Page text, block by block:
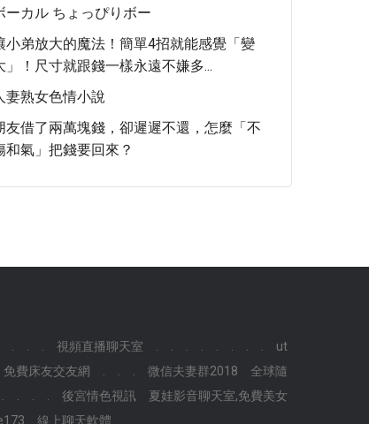
ーカル ちょっぴりボー
小弟放大的魔法！簡單4招就能感覺「變
」！尺寸就跟錢一樣永遠不嫌多...
妻熟女色情小說
友借了兩萬塊錢，卻遲遲不還，怎麼「不
和氣」把錢要回來？
視頻直播聊天室
ut
免費床友交友網 微信夫妻群2018
全球隨
後宮情色視訊
夏娃影音聊天室,免費美女
線上聊天軟體